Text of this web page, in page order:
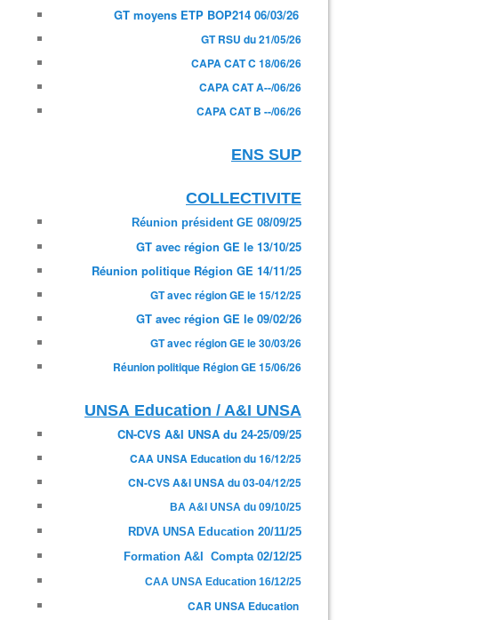
GT moyens ETP BOP214 06/03/26
GT RSU du 21/05/26
CAPA CAT C 18/06/26
CAPA CAT A--/06/26
CAPA CAT B --/06/26
ENS SUP
COLLECTIVITE
Réunion président GE 08/09/25
GT avec région GE le 13/10/25
Réunion politique Région GE 14/11/25
GT avec région GE le 15/12/25
GT avec région GE le 09/02/26
GT avec région GE le 30/03/26
Réunion politique Région GE 15/06/26
UNSA Education / A&I UNSA
CN-CVS A&I UNSA du 24-25/09/25
CAA UNSA Education du 16/12/25
CN-CVS A&I UNSA du 03-04/12/25
BA A&I UNSA du 09/10/25
RDVA UNSA Education 20/11/25
Formation A&I Compta 02/12/25
CAA UNSA Education 16/12/25
CAR UNSA Education